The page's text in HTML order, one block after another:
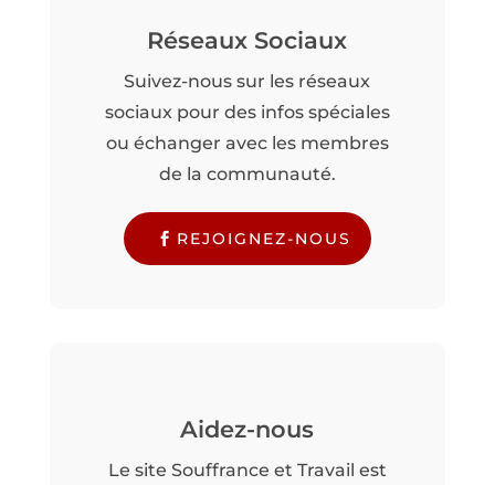
Réseaux Sociaux
Suivez-nous sur les réseaux
sociaux pour des infos spéciales
ou échanger avec les membres
de la communauté.
REJOIGNEZ-NOUS
Aidez-nous
Le site Souffrance et Travail est